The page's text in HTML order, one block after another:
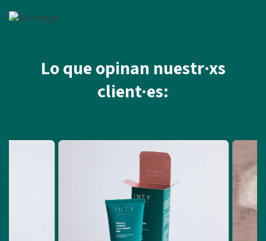
Lo que opinan nuestr·xs
client·es: